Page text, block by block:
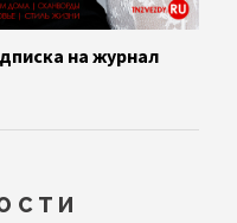
на журнал